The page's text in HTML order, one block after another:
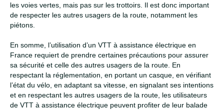
les voies vertes, mais pas sur les trottoirs. Il est donc important
de respecter les autres usagers de la route, notamment les
piétons.
En somme, l’utilisation d’un VTT à assistance électrique en
France requiert de prendre certaines précautions pour assurer
sa sécurité et celle des autres usagers de la route. En
respectant la réglementation, en portant un casque, en vérifiant
l’état du vélo, en adaptant sa vitesse, en signalant ses intentions
et en respectant les autres usagers de la route, les utilisateurs
de VTT à assistance électrique peuvent profiter de leur balade